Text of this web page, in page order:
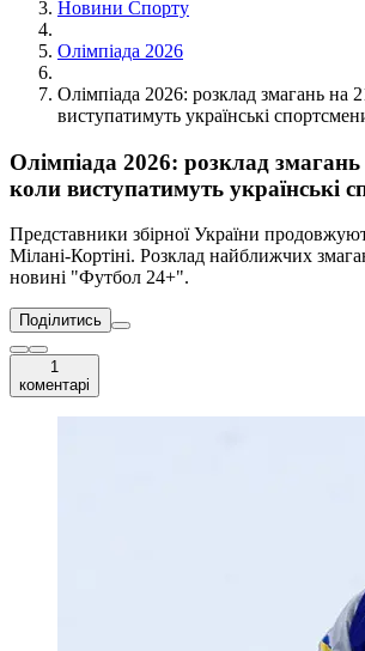
Новини Спорту
Олімпіада 2026
Олімпіада 2026: розклад змагань на
виступатимуть українські
Олімпіада 2026: розклад
коли виступатимуть українські
Представники збірної України
Мілані-Кортіні. Розклад найближчих
новині "Футбол 24+".
Поділитись
1
коментарі